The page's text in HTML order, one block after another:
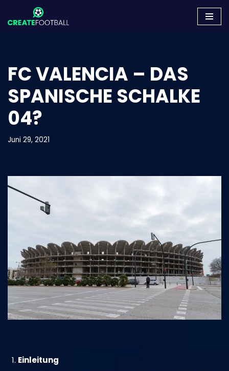
Zum
FC VALENCIA – DAS
SPANISCHE SCHALKE
04?
Juni 29, 2021
Einleitung